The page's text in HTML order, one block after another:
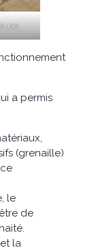
a permis
(grenaille)
le
de
la